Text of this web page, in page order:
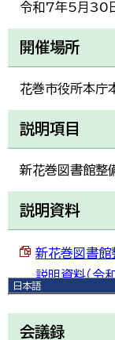
日本語
English
한국어
令和7年5月30
開催場所
花巻市役所本庁
説明項目
新花巻図書館整
説明資料
新花巻図書館
説明資料（令
会議録